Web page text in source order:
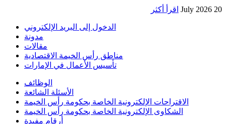
20 July 2026 اقرأ أكثر
الدخول إلى البريد الإلكتروني
مدونة
مقالات
مناطق رأس الخيمة الاقتصادية
تأسيس الأعمال في الإمارات
الوظائف
الأسئلة الشائعة
الاقتراحات الإلكترونية الخاصة بحكومة رأس الخيمة
الشكاوى الإلكترونية الخاصة بحكومة رأس الخيمة
أرقام مفيدة